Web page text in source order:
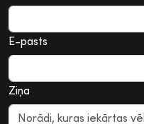
E-pasts
Ziņa